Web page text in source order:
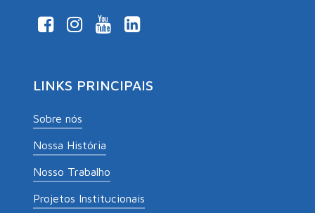
LINKS PRINCIPAIS
Sobre nós
Nossa História
Nosso Trabalho
Projetos Institucionais